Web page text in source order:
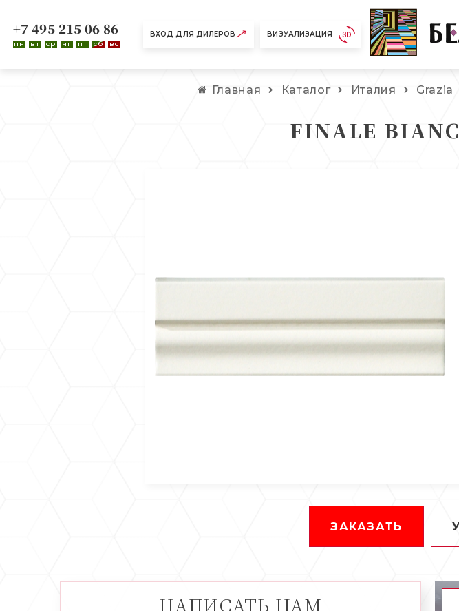
ВХОД ДЛЯ ДИЛЕРОВ ВИЗУАЛИЗАЦИЯ
+7 495 215 06 86
пн вт ср чт пт сб вс
Главная Каталог Италия Grazia
FINALE
ЗАКАЗАТЬ
НАПИСАТЬ НАМ